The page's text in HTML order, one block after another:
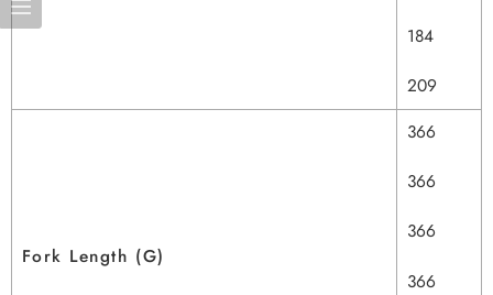
184
209
Fork Length (G)
366
366
366
366